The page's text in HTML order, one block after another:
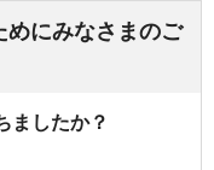
めにみなさまのご
ましたか？